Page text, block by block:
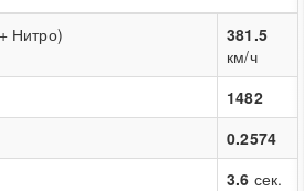
Нитро)
381.5
км/ч
1482
0.2574
3.6 сек.